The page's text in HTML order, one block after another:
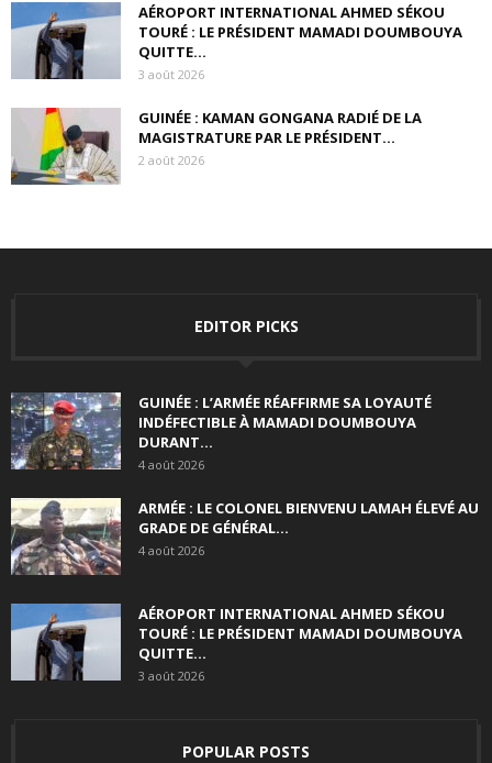
AÉROPORT INTERNATIONAL AHMED SÉKOU
TOURÉ : LE PRÉSIDENT MAMADI DOUMBOUYA
QUITTE...
3 août 2026
GUINÉE : KAMAN GONGANA RADIÉ DE LA
MAGISTRATURE PAR LE PRÉSIDENT...
2 août 2026
EDITOR PICKS
GUINÉE : L’ARMÉE RÉAFFIRME SA LOYAUTÉ
INDÉFECTIBLE À MAMADI DOUMBOUYA
DURANT...
4 août 2026
ARMÉE : LE COLONEL BIENVENU LAMAH ÉLEVÉ AU
GRADE DE GÉNÉRAL...
4 août 2026
AÉROPORT INTERNATIONAL AHMED SÉKOU
TOURÉ : LE PRÉSIDENT MAMADI DOUMBOUYA
QUITTE...
3 août 2026
POPULAR POSTS